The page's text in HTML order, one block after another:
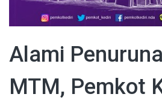
Alami
MTM, Pemkot